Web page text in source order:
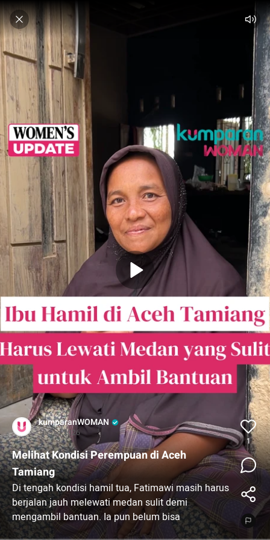
kumparanWOMAN
19 Jan 2026
Melihat Kondisi Perempuan di Aceh
Tamiang
Di tengah kondisi hamil tua, Fatimawi masih harus
berjalan jauh melewati medan sulit demi
mengambil bantuan. Ia pun belum bisa
memeriksakan kehamilan dan khawatir akan
1